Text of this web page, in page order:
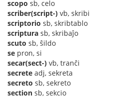
scopo sb, celo
scriber(script-) vb, skribi
scriptorio sb, skribtablo
scriptura sb, skribaĵo
scuto sb, ŝildo
se pron, si
secar(sect-) vb, tranĉi
secrete adj, sekreta
secreto sb, sekreto
section sb, sekcio